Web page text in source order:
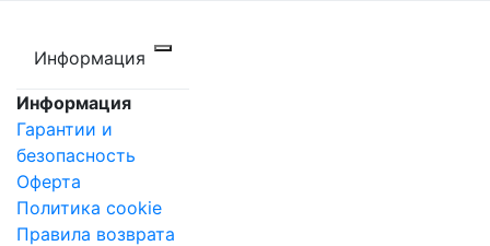
Информация
Информация
Гарантии и
безопасность
Оферта
Политика cookie
Правила возврата